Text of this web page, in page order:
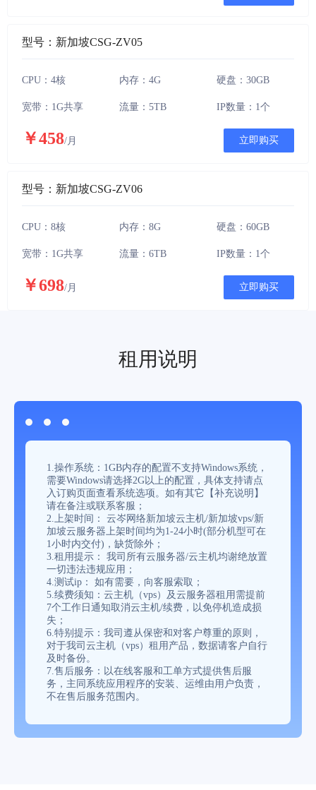
型号：新加坡CSG-ZV05
CPU：4核 内存：4G 硬盘：30GB
宽带：1G共享 流量：5TB IP数量：1个
￥458/月 立即购买
型号：新加坡CSG-ZV06
CPU：8核 内存：8G 硬盘：60GB
宽带：1G共享 流量：6TB IP数量：1个
￥698/月 立即购买
租用说明
1.操作系统：1GB内存的配置不支持Windows系统，
需要Windows请选择2G以上的配置，具体支持请点
入订购页面查看系统选项。如有其它【补充说明】
请在备注或联系客服；
2.上架时间： 云岑网络新加坡云主机/新加坡vps/新
加坡云服务器上架时间均为1-24小时(部分机型可在
1小时内交付)，缺货除外；
3.租用提示： 我司所有云服务器/云主机均谢绝放置
一切违法违规应用；
4.测试ip： 如有需要，向客服索取；
5.续费须知：云主机（vps）及云服务器租用需提前
7个工作日通知取消云主机/续费，以免停机造成损
失；
6.特别提示：我司遵从保密和对客户尊重的原则，
对于我司云主机（vps）租用产品，数据请客户自行
及时备份。
7.售后服务：以在线客服和工单方式提供售后服
务，主同系统应用程序的安装、运维由用户负责，
不在售后服务范围内。